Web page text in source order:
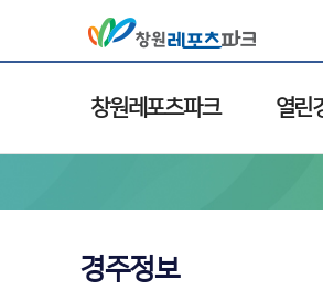
창원레포츠파크 열린
경주정보